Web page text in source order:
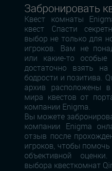
Забронировать
Квест комнаты
квест Спасти
выбор не только для
игроков. Вам не
или какие-то
достаточно взять
бодрости и позитива.
архив расположены
мира квестов от
компании Enigma.
Вы можете
компании Enigma
отзыв после
игроков, чтобы
объективной
выбора квесткомнат